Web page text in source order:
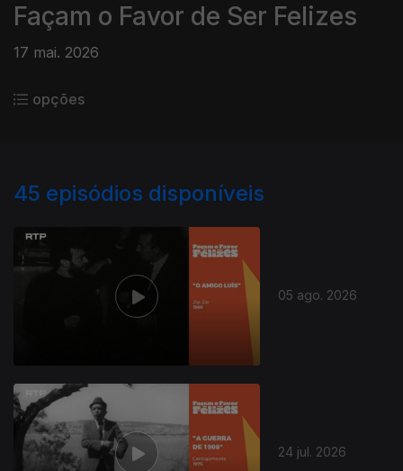
Façam o Favor de Ser Felizes
17 mai. 2026
opções
45 episódios disponíveis
05 ago. 2026
24 jul. 2026